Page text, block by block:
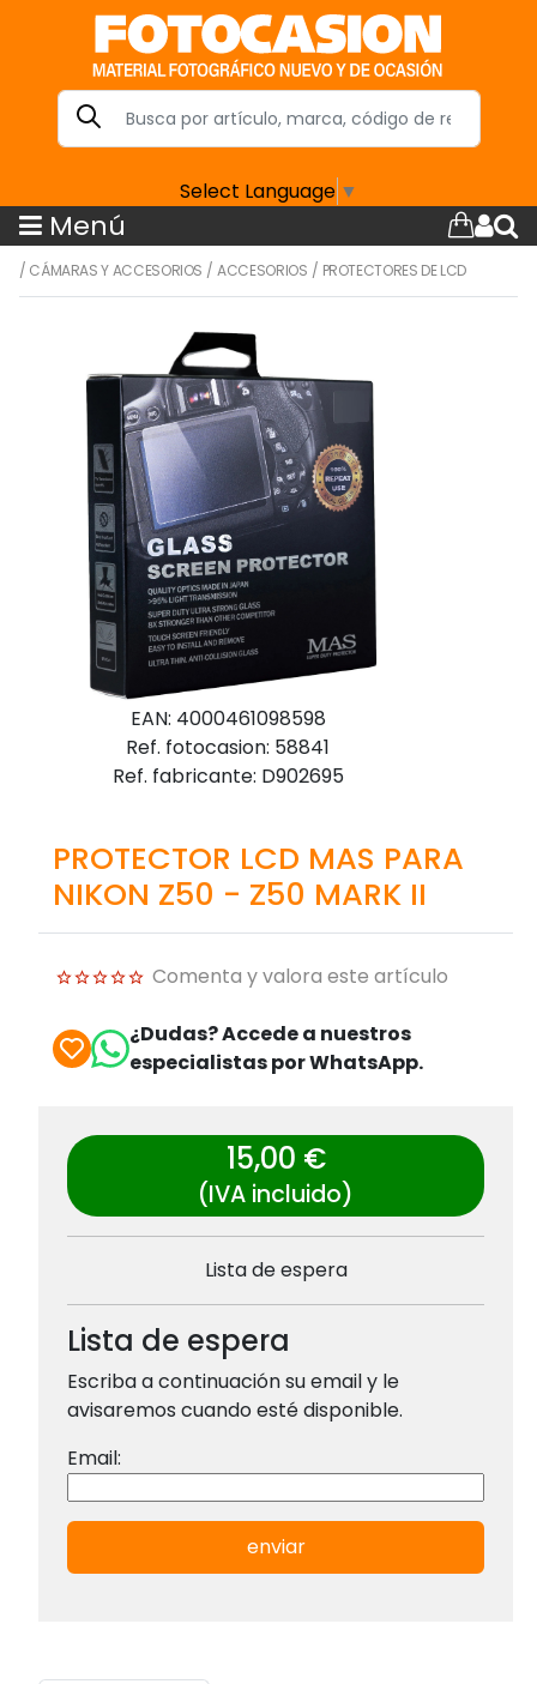
Select Language ▼
Menú
/ CÁMARAS Y ACCESORIOS /ACCESORIOS / PROTECTORES DE LCD
EAN: 4000461098598
Ref. fotocasion: 58841
Ref. fabricante: D902695
PROTECTOR LCD MAS PARA
NIKON Z50 - Z50 MARK II
Comenta y valora este artículo
¿Dudas? Accede a nuestros
especialistas por WhatsApp.
15,00 €
(IVA incluido)
Lista de espera
Lista de espera
Escriba a continuación su email y le
avisaremos cuando esté disponible.
Email:
enviar